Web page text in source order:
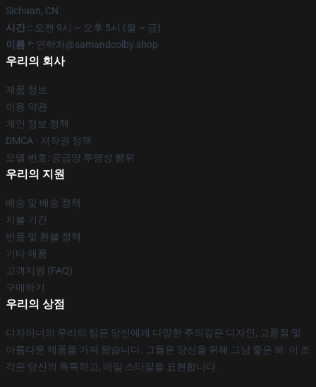
Sichuan, CN
시간 :: 오전 9시 ~ 오후 5시 (월 ~ 금)
이름 *: 연락처@samandcolby.shop
우리의 회사
제품 정보
이용 약관
개인 정보 정책
DMCA - 저작권 정책
모델 번호: 공급망 투명성 행위
우리의 지원
배송 및 배송 정책
지불 기간
반품 및 환불 정책
기타 제품
고객지원 (FAQ)
구매하기
우리의 상점
디자이너의 우리의 팀은 당신에게 다양한 주의깊은 디자인, 고품질 및
아름다운 제품을 가져 왔습니다. 그들은 당신을 위해 그냥 좋은 봐: 이 조
각은 당신의 독특하고, 매일 스타일을 표현합니다.